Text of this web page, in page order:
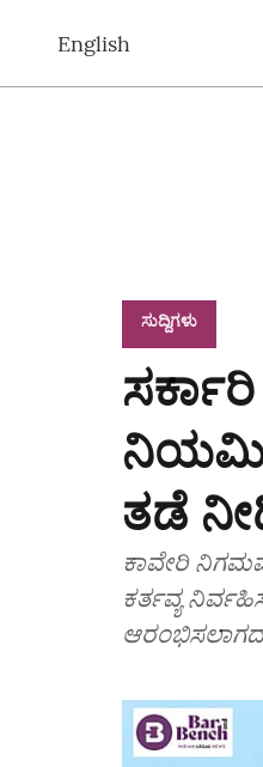
English
ಸುದ್ದಿಗಳು
ತಡೆ
ಕಾವೇರಿ
ಕರ್ತವ್ಯ